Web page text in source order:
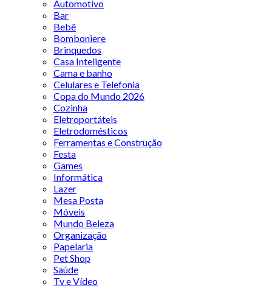
Automotivo
Bar
Bebê
Bomboniere
Brinquedos
Casa Inteligente
Cama e banho
Celulares e Telefonia
Copa do Mundo 2026
Cozinha
Eletroportáteis
Eletrodomésticos
Ferramentas e Construção
Festa
Games
Informática
Lazer
Mesa Posta
Móveis
Mundo Beleza
Organização
Papelaria
Pet Shop
Saúde
Tv e Vídeo